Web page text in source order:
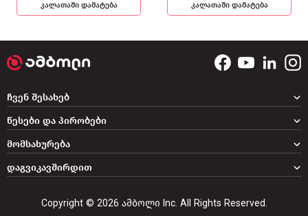
კალათაში დამატება კალათაში დამატება
დაგვიკავშირდით
ჩვენ შესახებ
წესები და პირობები
მომსახურება
Copyright © 2026 ამბოლი Inc. All Rights Reserved.